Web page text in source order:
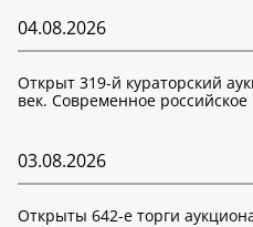
04.08.2026
Открыт 319-й кураторский
век. Современное российское
03.08.2026
Открыты 642-е торги